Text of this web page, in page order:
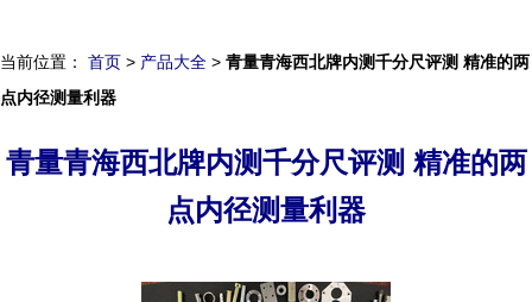
当前位置： 首页 > 产品大全 > 青量青海西北牌内测千分尺评测 精准的两
点内径测量利器
青量青海西北牌内测千分尺评测 精准的两
点内径测量利器